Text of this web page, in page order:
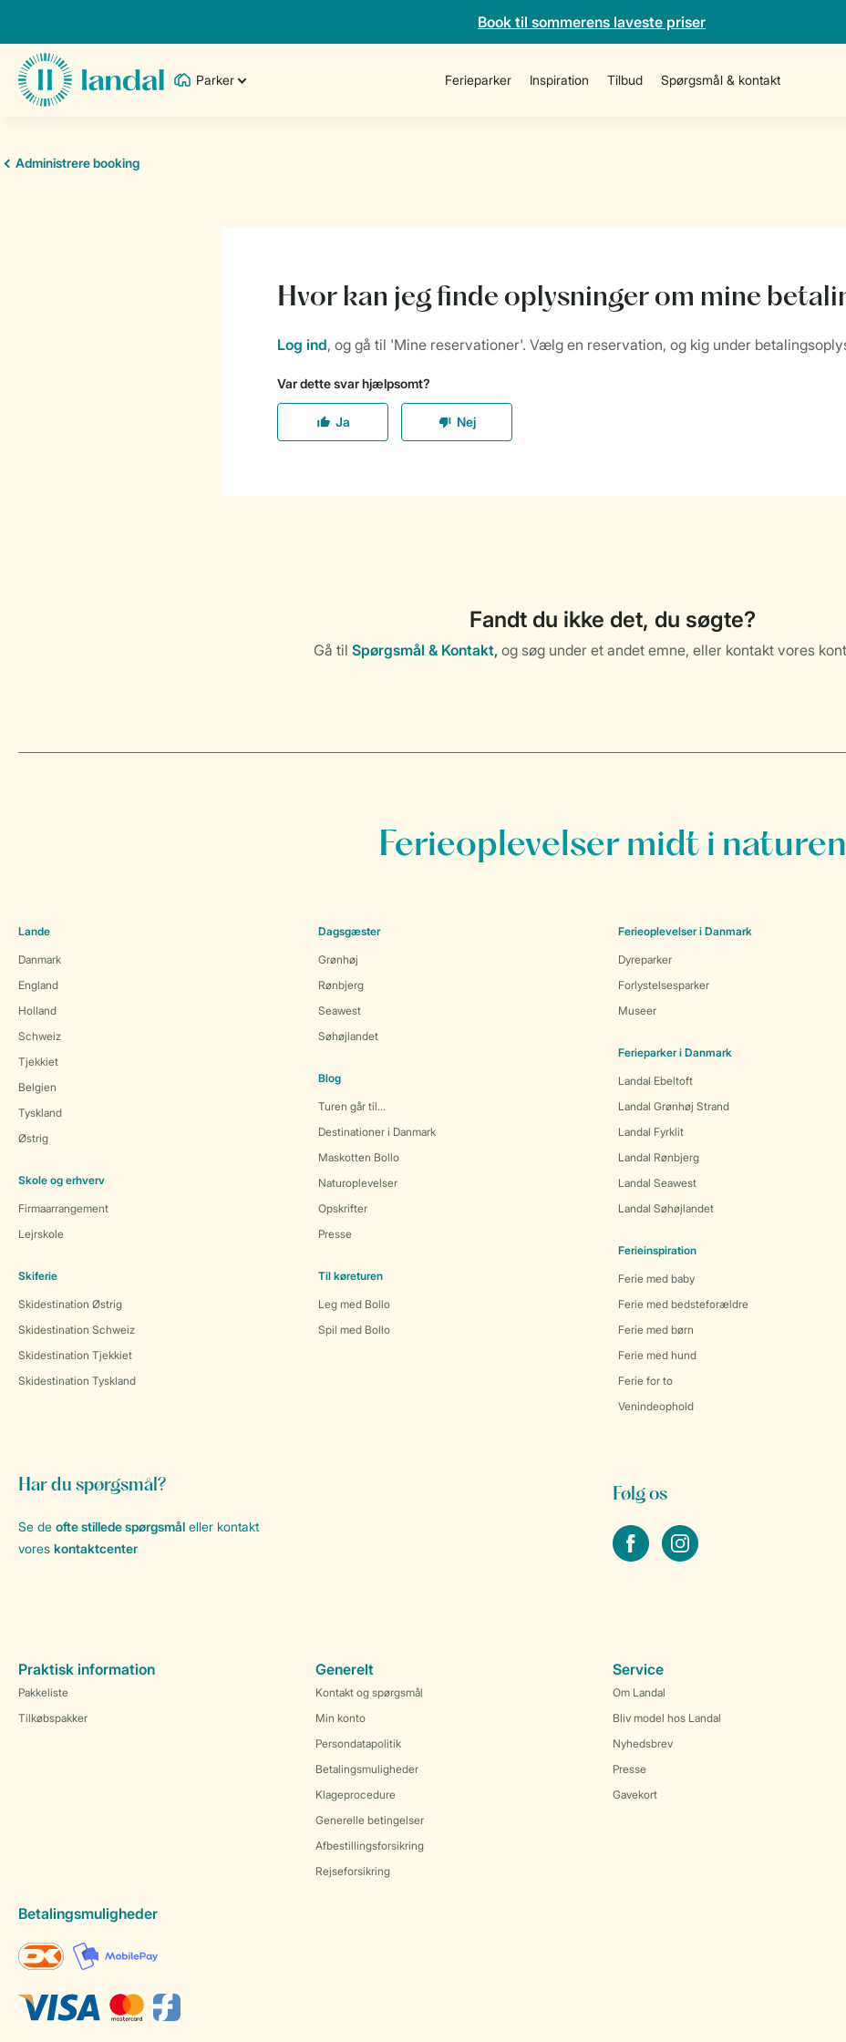
Book til sommerens laveste priser
Parker Ferieparker Inspiration Tilbud Spørgsmål & kontakt
Ferieoplevelser midt i naturen
Lande
Danmark
England
Holland
Schweiz
Tjekkiet
Belgien
Tyskland
Østrig
Skole og erhverv
Firmaarrangement
Lejrskole
Skiferie
Skidestination Østrig
Skidestination Schweiz
Skidestination Tjekkiet
Skidestination Tyskland
Dagsgæster
Grønhøj
Rønbjerg
Seawest
Søhøjlandet
Blog
Turen går til...
Destinationer i Danmark
Maskotten Bollo
Naturoplevelser
Opskrifter
Presse
Til køreturen
Leg med Bollo
Spil med Bollo
Ferieoplevelser i Danmark
Dyreparker
Forlystelsesparker
Museer
Ferieparker i Danmark
Landal Ebeltoft
Landal Grønhøj Strand
Landal Fyrklit
Landal Rønbjerg
Landal Seawest
Landal Søhøjlandet
Ferieinspiration
Ferie med baby
Ferie med bedsteforældre
Ferie med børn
Ferie med hund
Ferie for to
Venindeophold
Har du spørgsmål?
Se de ofte stillede spørgsmål eller kontakt
vores kontaktcenter
Følg os
facebookinstagram
Praktisk information
Pakkeliste
Tilkøbspakker
Generelt
Kontakt og spørgsmål
Min konto
Persondatapolitik
Betalingsmuligheder
Klageprocedure
Generelle betingelser
Afbestillingsforsikring
Rejseforsikring
Service
Om Landal
Bliv model hos Landal
Nyhedsbrev
Presse
Gavekort
Betalingsmuligheder